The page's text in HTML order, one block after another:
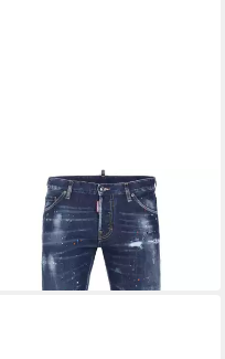
DSQUARED2
Slim-fit-Jeans
459,00 € UVP 639,00 €